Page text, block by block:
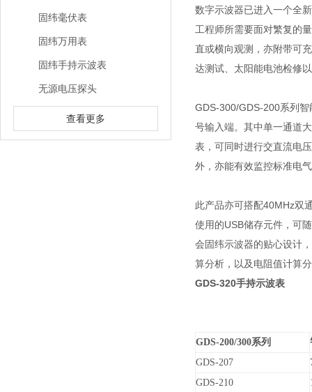
固纬毫伏表
固纬万用表
固纬手持示波表
无源电压探头
查看更多
数字示波器已进入一个全
工程师所需要面对繁复的
直或横向观测，亦附带可
达测试、太阳能电池检修
GDS-300/GDS-200系列
号输入端。其中单一通道
表，可同时进行交直流电
外，亦能有效监控标准电
此产品亦可搭配40MHz双
使用的USB储存元件，可
会固纬示波器的贴心设计
算分析，以及电阻值计算
GDS-320手持示波表
GDS-200/300系列
GDS-207
GDS-210